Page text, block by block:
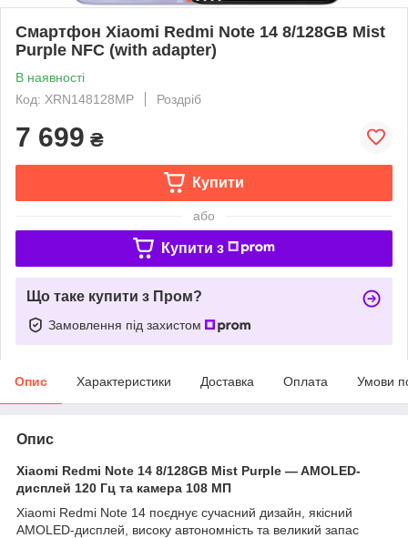
Смартфон Xiaomi Redmi Note 14 8/128GB Mist
Purple NFC (with adapter)
В наявності
Код: XRN148128MP
Роздріб
7 699 ₴
Купити
або
Купити з
Що таке купити з Пром?
Замовлення під захистом
Опис Характеристики Доставка Оплата Умови
Опис
Xiaomi Redmi Note 14 8/128GB Mist Purple — AMOLED-
дисплей 120 Гц та камера 108 МП
Xiaomi Redmi Note 14 поєднує сучасний дизайн, якісний
AMOLED-дисплей, високу автономність та великий запас